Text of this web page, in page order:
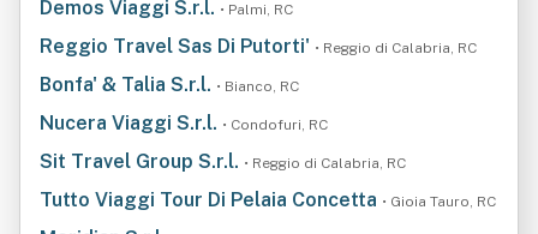
Demos Viaggi S.r.l. • Palmi, RC
Reggio Travel Sas Di Putorti' • Reggio di Calabria, RC
Bonfa' & Talia S.r.l. • Bianco, RC
Nucera Viaggi S.r.l. • Condofuri, RC
Sit Travel Group S.r.l. • Reggio di Calabria, RC
Tutto Viaggi Tour Di Pelaia Concetta • Gioia Tauro, RC